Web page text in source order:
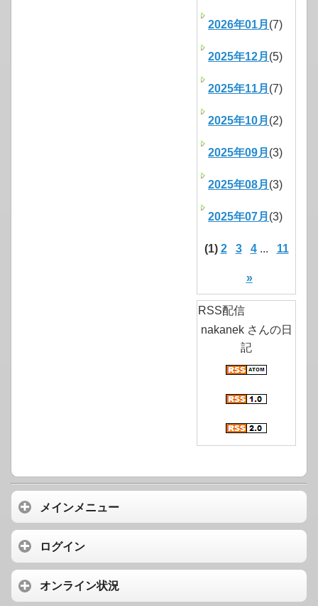
2026年01月 (7)
2025年12月 (5)
2025年11月 (7)
2025年10月 (2)
2025年09月 (3)
2025年08月 (3)
2025年07月 (3)
(1) 2 3 4... 11
»
RSS配信
nakanek さんの日
記
メインメニュー
ログイン
オンライン状況